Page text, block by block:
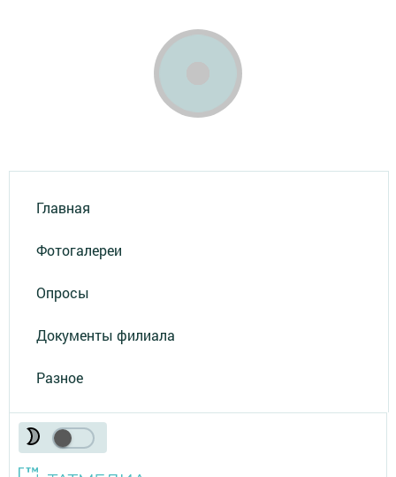
Главная
Фотогалереи
Опросы
Документы филиала
Разное